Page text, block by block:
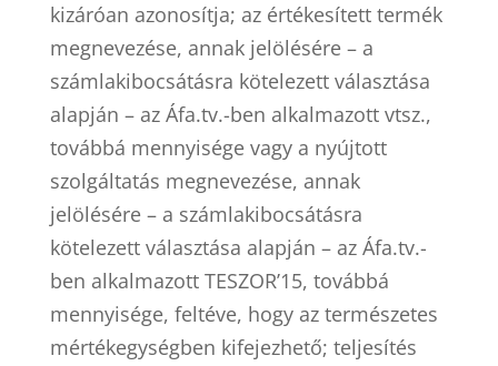
kizáróan azonosítja; az értékesített termék
megnevezése, annak jelölésére – a
számlakibocsátásra kötelezett választása
alapján – az Áfa.tv.-ben alkalmazott vtsz.,
továbbá mennyisége vagy a nyújtott
szolgáltatás megnevezése, annak
jelölésére – a számlakibocsátásra
kötelezett választása alapján – az Áfa.tv.-
ben alkalmazott TESZOR’15, továbbá
mennyisége, feltéve, hogy az természetes
mértékegységben kifejezhető; teljesítés